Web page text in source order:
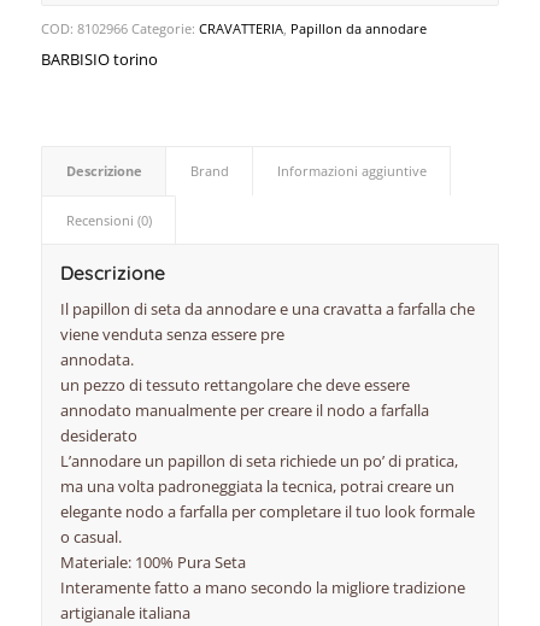
COD: 8102966 Categorie: CRAVATTERIA, Papillon da annodare
BARBISIO torino
Descrizione Brand Informazioni aggiuntive
Recensioni (0)
Descrizione
Il papillon di seta da annodare e una cravatta a farfalla che
viene venduta senza essere pre
annodata.
un pezzo di tessuto rettangolare che deve essere
annodato manualmente per creare il nodo a farfalla
desiderato
L’annodare un papillon di seta richiede un po’ di pratica,
ma una volta padroneggiata la tecnica, potrai creare un
elegante nodo a farfalla per completare il tuo look formale
o casual.
Materiale: 100% Pura Seta
Interamente fatto a mano secondo la migliore tradizione
artigianale italiana